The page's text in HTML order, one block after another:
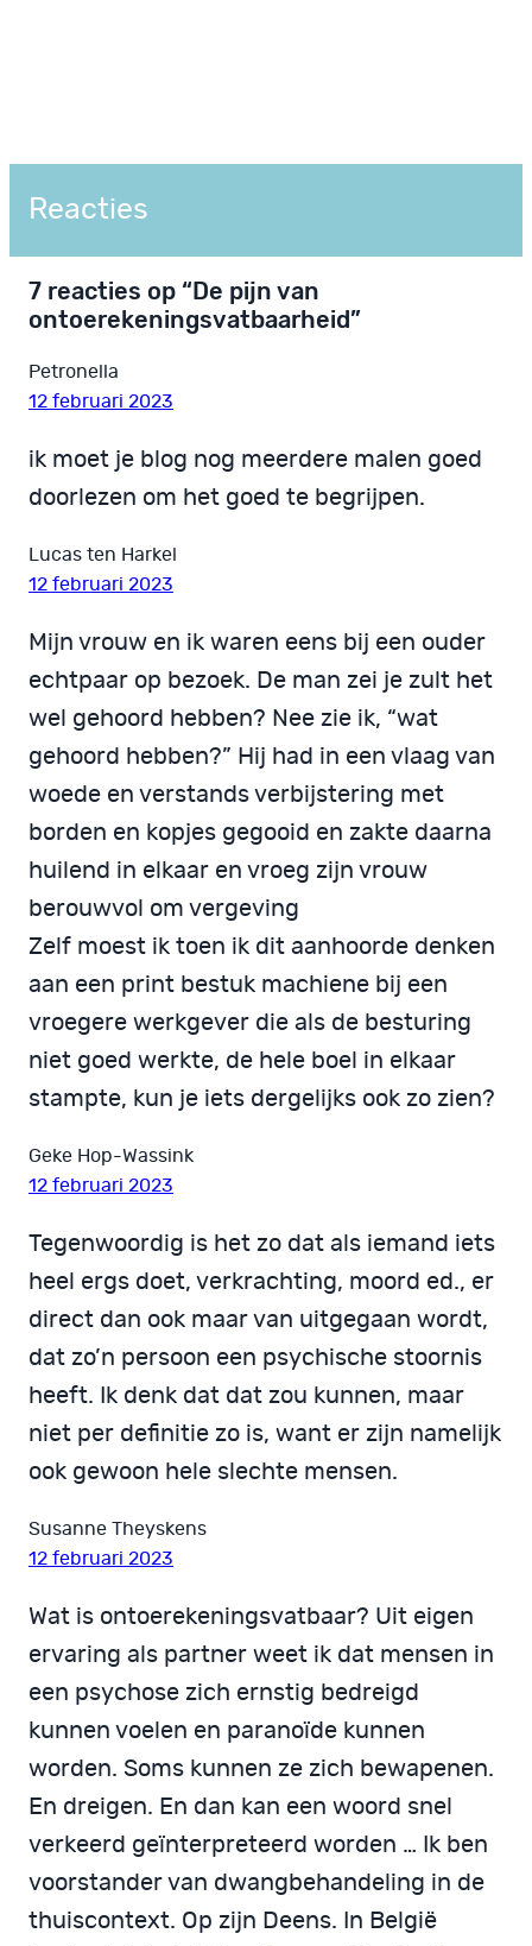
Reacties
7 reacties op “De pijn van
ontoerekeningsvatbaarheid”
Petronella
12 februari 2023
ik moet je blog nog meerdere malen goed
doorlezen om het goed te begrijpen.
Lucas ten Harkel
12 februari 2023
Mijn vrouw en ik waren eens bij een ouder
echtpaar op bezoek. De man zei je zult het
wel gehoord hebben? Nee zie ik, “wat
gehoord hebben?” Hij had in een vlaag van
woede en verstands verbijstering met
borden en kopjes gegooid en zakte daarna
huilend in elkaar en vroeg zijn vrouw
berouwvol om vergeving
Zelf moest ik toen ik dit aanhoorde denken
aan een print bestuk machiene bij een
vroegere werkgever die als de besturing
niet goed werkte, de hele boel in elkaar
stampte, kun je iets dergelijks ook zo zien?
Geke Hop-Wassink
12 februari 2023
Tegenwoordig is het zo dat als iemand iets
heel ergs doet, verkrachting, moord ed., er
direct dan ook maar van uitgegaan wordt,
dat zo’n persoon een psychische stoornis
heeft. Ik denk dat dat zou kunnen, maar
niet per definitie zo is, want er zijn namelijk
ook gewoon hele slechte mensen.
Susanne Theyskens
12 februari 2023
Wat is ontoerekeningsvatbaar? Uit eigen
ervaring als partner weet ik dat mensen in
een psychose zich ernstig bedreigd
kunnen voelen en paranoïde kunnen
worden. Soms kunnen ze zich bewapenen.
En dreigen. En dan kan een woord snel
verkeerd geïnterpreteerd worden … Ik ben
voorstander van dwangbehandeling in de
thuiscontext. Op zijn Deens. In België